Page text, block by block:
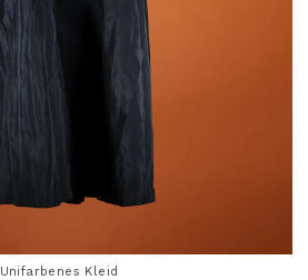
Unifarbenes Kleid